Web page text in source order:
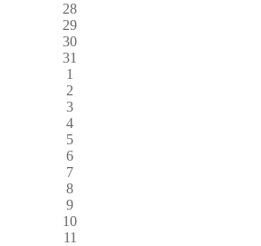
28
29
30
31
1
2
3
4
5
6
7
8
9
10
11